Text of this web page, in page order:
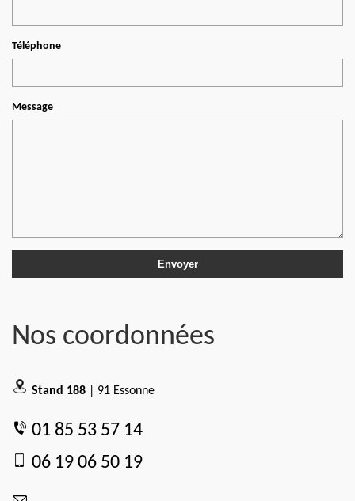
Téléphone
Message
Nos coordonnées
Stand 188 | 91 Essonne
01 85 53 57 14
06 19 06 50 19